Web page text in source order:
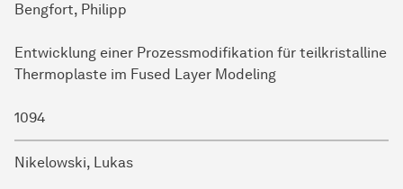
Bengfort, Philipp
Entwicklung einer Prozessmodifikation für teilkristalline
Thermoplaste im Fused Layer Modeling
1094
Nikelowski, Lukas